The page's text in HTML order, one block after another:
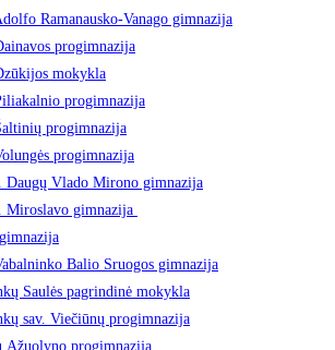
Ramanausko-Vanago gimnazija
progimnazija
mokykla
progimnazija
progimnazija
progimnazija
Daugų Vlado Mirono gimnazija
Miroslavo gimnazija
Balio Sruogos gimnazija
Saulės pagrindinė mokykla
sav. Viečiūnų progimnazija
Ąžuolyno progimnazija